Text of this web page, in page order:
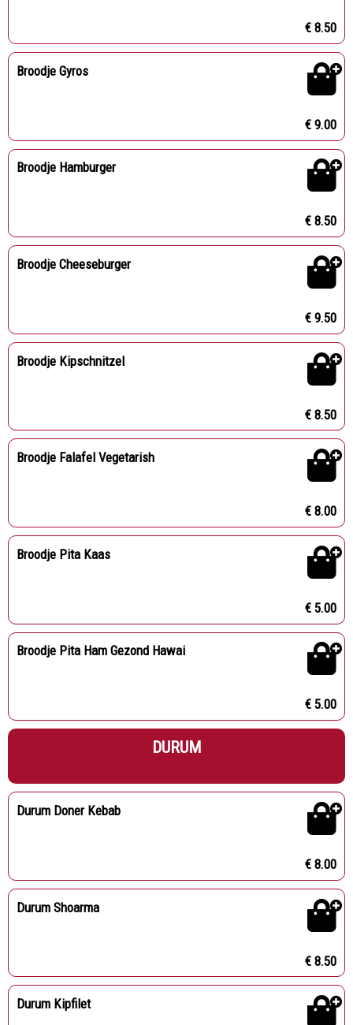
€ 8.50
Broodje Gyros
€ 9.00
Broodje Hamburger
€ 8.50
Broodje Cheeseburger
€ 9.50
Broodje Kipschnitzel
€ 8.50
Broodje Falafel Vegetarish
€ 8.00
Broodje Pita Kaas
€ 5.00
Broodje Pita Ham Gezond Hawai
€ 5.00
DURUM
Durum Doner Kebab
€ 8.00
Durum Shoarma
€ 8.50
Durum Kipfilet